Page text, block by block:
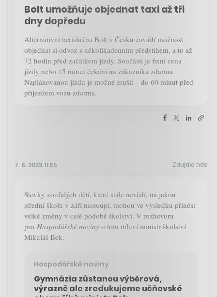
Bolt umožňuje objednat taxi až tři
dny dopředu
Alternativní taxislužba Bolt v Česku zavádí možnost
objednat si odvoz s několikadenním předstihem, a to až
72 hodin před začátkem jízdy. Součástí je fixní cena
jízdy nebo 15 minut čekání na zákazníka zdarma.
Naplánovanou jízdu je možné zrušit – do 60 minut před
příjezdem vozu zdarma.
7. 6. 2023 11:55 Zaujalo nás
Stovky zoufalých dětí, které stále nevědí, na jakou
střední školu v září nastoupí, mohou ve výsledku přinést
velké změny v celé podobě školství. V rozhovoru
pro Hospodářské noviny o tom mluví ministr školství
Mikuláš Bek.
Hospodářské noviny
Gymnázia zůstanou výběrová,
výrazně ale zredukujeme učňovské